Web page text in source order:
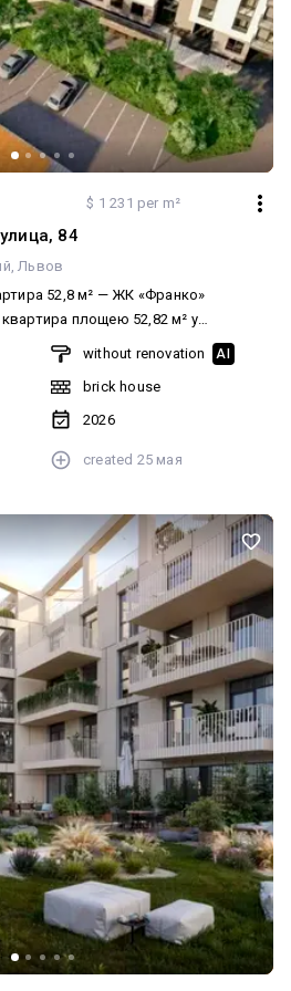
$ 1 231 per m²
84
Львов
52,8 м² — ЖК «Франко»
площею 52,82 м² у
вул. Величковського, 84
та дитячий
Дзвоніть — покажемо сьогодні!
without renovation AI
brick house
2026
created 25 мая